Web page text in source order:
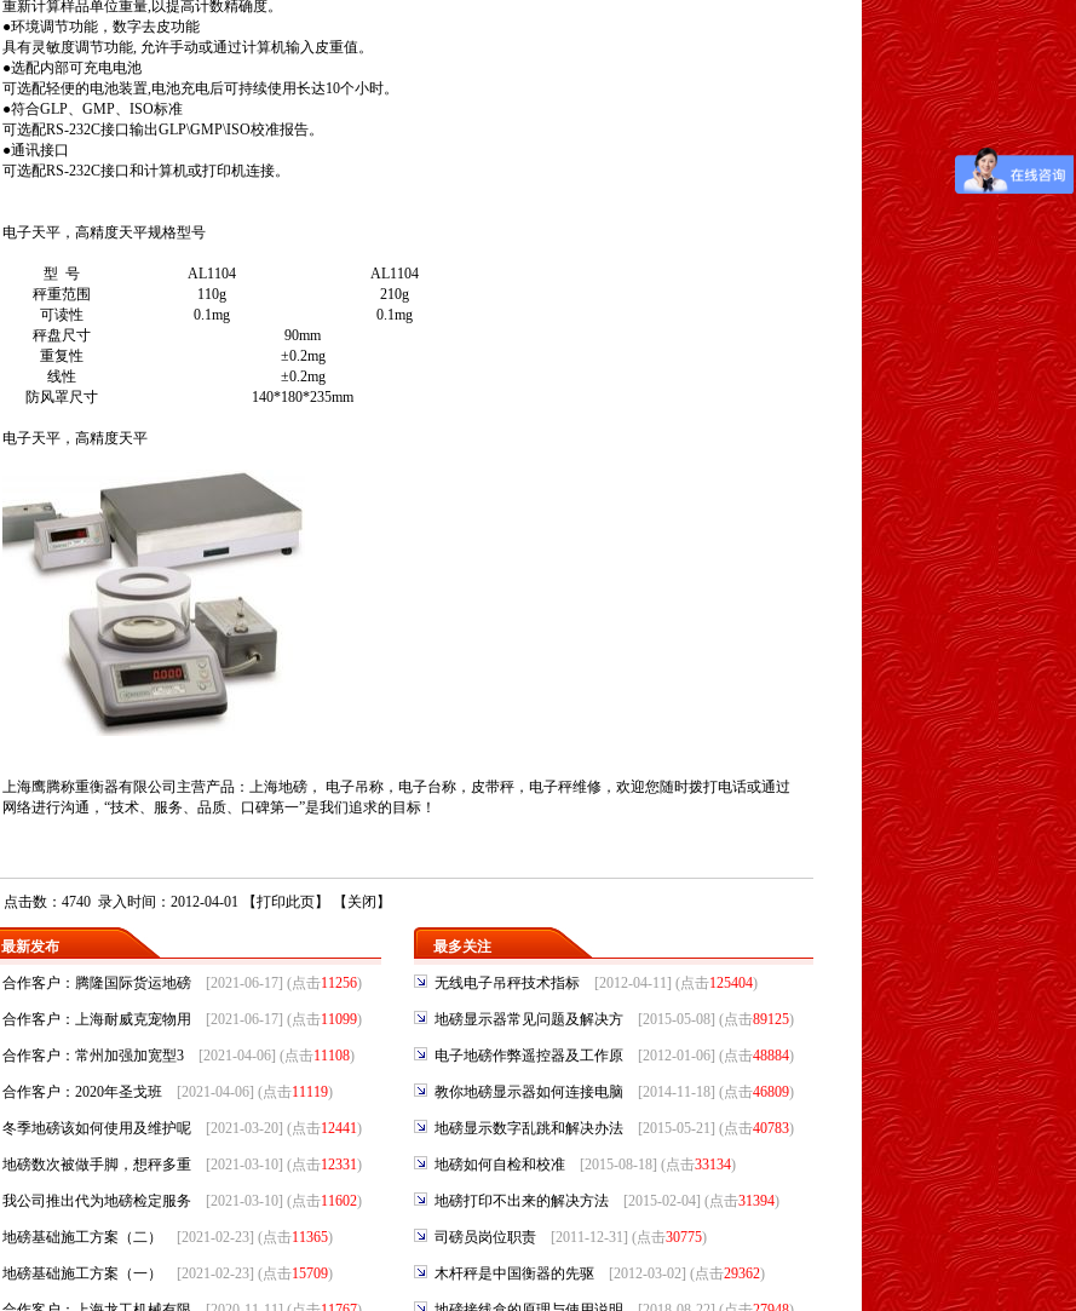
重新计算样品单位重量,以提高计数精确度。
●环境调节功能，数字去皮功能
具有灵敏度调节功能, 允许手动或通过计算机输入皮重值。
●选配内部可充电电池
可选配轻便的电池装置,电池充电后可持续使用长达10个小时。
●符合GLP、GMP、ISO标准
可选配RS-232C接口输出GLP\GMP\ISO校准报告。
●通讯接口
可选配RS-232C接口和计算机或打印机连接。
电子天平，高精度天平规格型号
型 号 AL1104
AL1104
秤重范围
110g
210g
可读性
0.1mg
0.1mg
秤盘尺寸
90mm
重复性
±0.2mg
线性
±0.2mg
防风罩尺寸
140*180*235mm
电子天平，高精度天平
上海鹰腾称重衡器有限公司主营产品： 上海地磅 ， 电子吊称 ， 电子台称 ， 皮带秤 ， 电子秤维修 ，欢迎您随时拨打电话或通过
网络进行沟通，“技术、服务、品质、口碑第一”是我们追求的目标！
点击数：4740 录入时间：2012-04-01 【打印此页】 【 关闭 】
最新发布
合作客户：腾隆国际货运地磅 [2021-06-17] (点击11256)
合作客户：上海耐威克宠物用 [2021-06-17] (点击11099)
合作客户：常州加强加宽型3 [2021-04-06] (点击11108)
合作客户：2020年圣戈班 [2021-04-06] (点击11119)
冬季地磅该如何使用及维护呢 [2021-03-20] (点击12441)
地磅数次被做手脚，想秤多重 [2021-03-10] (点击12331)
我公司推出代为地磅检定服务 [2021-03-10] (点击11602)
地磅基础施工方案（二） [2021-02-23] (点击11365)
地磅基础施工方案（一） [2021-02-23] (点击15709)
最多关注
无线电子吊秤技术指标 [2012-04-11] (点击125404)
地磅显示器常见问题及解决方 [2015-05-08] (点击89125)
电子地磅作弊遥控器及工作原 [2012-01-06] (点击48884)
教你地磅显示器如何连接电脑 [2014-11-18] (点击46809)
地磅显示数字乱跳和解决办法 [2015-05-21] (点击40783)
地磅如何自检和校准 [2015-08-18] (点击33134)
地磅打印不出来的解决方法 [2015-02-04] (点击31394)
司磅员岗位职责 [2011-12-31] (点击30775)
木杆秤是中国衡器的先驱 [2012-03-02] (点击29362)